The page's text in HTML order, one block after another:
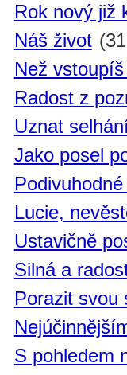
Rok nový již
Náš život
Než
Radost z
Uznat
Jako posel
Lucie,
Ustavičně
Silná a
Porazit svou
S pohledem